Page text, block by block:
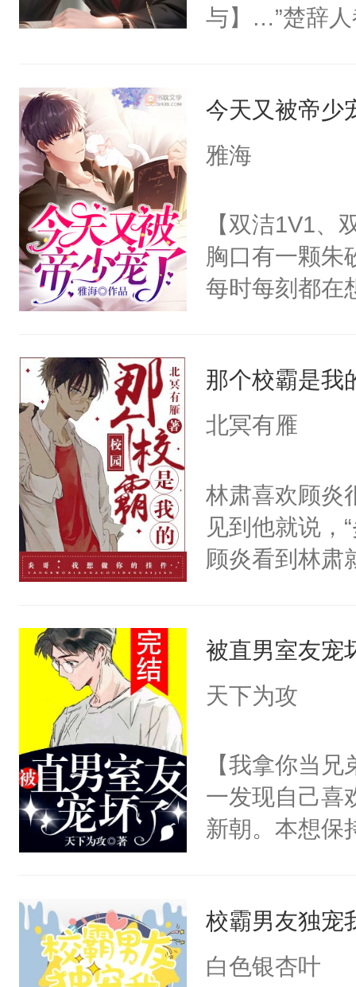
与】…”楚辞
和对方展开一
对方的课，借
一个闻。”之
师，我在发Q
哥，帮帮我
可以忍，因为
公，等我们见
于，人渣
了一对一的腿
也越来越不对
话，“楚辞，
辞：“？？莫
天，楚辞如愿
——“给宝贝的
吧？”就把男
器，直接从
便释放出信息
要骗我？”导
才知道自己的
对我说的那些
为什么会是
今天又被帝少
雅海
【双洁1V1、
胸口有一颗朱
每时每刻都在
亲亲，总是会
他，毫不留情
腿给你坐！”
季阳这辈子
这辈子，只
亦承X季阳（
贱货炸毛受）
镖攻X富家公
那个校霸是我
北冥有雁
林肃喜欢顾炎
见到他就说，
顾炎看到林肃
个得此生此世
地想着。“听
怪了。”顾炎
儿！”爱而微
就干善良受攻
攻，可能开头
主旨还是甜甜
观众老爷有钱
活略苦，需加
被直男室友宠
天下为攻
【我拿你当
一发现自己喜
新朝。本想保
镳，断绝联系
新室友的名
校霸男友独宠
白色银杏叶